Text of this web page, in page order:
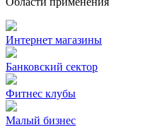
Интернет магазины
Банковский сектор
Фитнес клубы
Малый бизнес